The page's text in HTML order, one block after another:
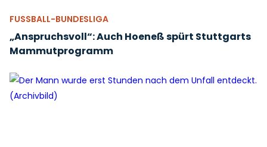
FUSSBALL-BUNDESLIGA
„Anspruchsvoll“: Auch Hoeneß spürt Stuttgarts
Mammutprogramm